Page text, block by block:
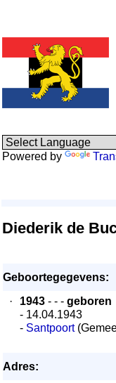
Powered by
Diederik de
Geboortegegevens:
·
1943 - - - geboren
- 14.04.1943
- Santpoort
Adres: